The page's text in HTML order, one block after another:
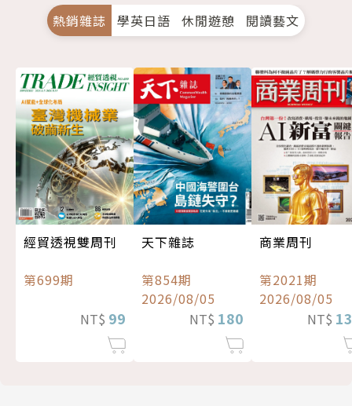
熱銷雜誌 學英日語 休閒遊憩 閱讀藝文
經貿透視雙周刊
第699期
NT$ 99
天下雜誌
第854期
2026/08/05
NT$ 180
商業周刊
第2021期
2026/08/05
NT$